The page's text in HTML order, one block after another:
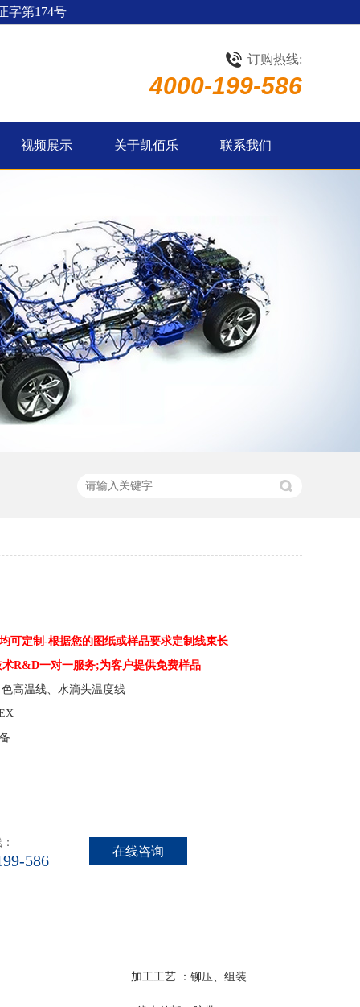
字第174号
订购热线:
4000-199-586
视频展示 关于凯佰乐 联系我们
可定制-根据您的图纸或样品要求定制线束长
R&D一对一服务;为客户提供免费样品
高温线、水滴头温度线
586
在线咨询
艺 ：铆压、组装